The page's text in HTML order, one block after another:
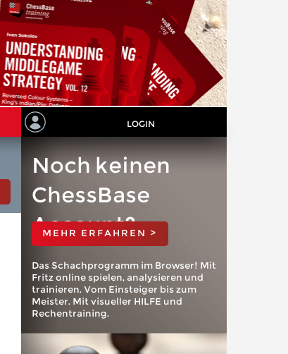
LOGIN
Noch keinen
ChessBase
Account?
MEHR ERFAHREN >
Das Schachprogramm im Browser! Mit
Fritz online spielen, analysieren und
trainieren. Vom Einsteiger bis zum
Meister. Mit visueller HILFE und
Rechentraining.